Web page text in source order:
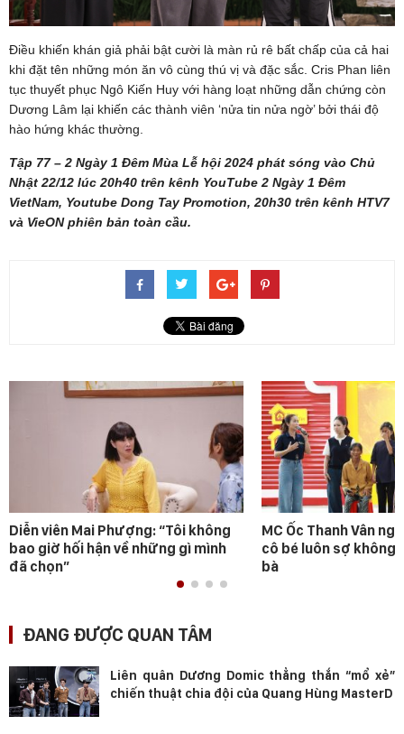
Điều khiến khán giả phải bật cười là màn rủ rê bất chấp của cả hai
khi đặt tên những món ăn vô cùng thú vị và đặc sắc. Cris Phan liên
tục thuyết phục Ngô Kiến Huy với hàng loạt những dẫn chứng còn
Dương Lâm lại khiến các thành viên ‘nửa tin nửa ngờ’ bởi thái độ
hào hứng khác thường.
Tập 77 – 2 Ngày 1 Đêm Mùa Lễ hội 2024 phát sóng vào Chủ
Nhật 22/12 lúc 20h40 trên kênh YouTube 2 Ngày 1 Đêm
VietNam, Youtube Dong Tay Promotion, 20h30 trên kênh HTV7
và VieON phiên bản toàn cầu.
Diễn viên Mai Phượng: “Tôi không
bao giờ hối hận về những gì mình
đã chọn”
MC Ốc Thanh Vân
cô bé luôn sợ không
bà
ĐANG ĐƯỢC QUAN TÂM
Liên quân Dương Domic thẳng thắn “mổ xẻ”
chiến thuật chia đội của Quang Hùng MasterD